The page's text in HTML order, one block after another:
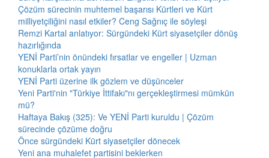
Çözüm sürecinin muhtemel başarısı Kürtleri ve Kürt
milliyetçiliğini nasıl etkiler? Ceng Sağnıç ile söyleşi
Remzi Kartal anlatıyor: Sürgündeki Kürt siyasetçiler dönüş
hazırlığında
YENİ Parti’nin önündeki fırsatlar ve engeller | Uzman
konuklarla ortak yayın
YENİ Parti üzerine ilk gözlem ve düşünceler
Yeni Parti'nin "Türkiye İttifakı"nı gerçekleştirmesi mümkün
mü?
Haftaya Bakış (325): Ve YENİ Parti kuruldu | Çözüm
sürecinde çözüme doğru
Önce sürgündeki Kürt siyasetçiler dönecek
Yeni ana muhalefet partisini beklerken